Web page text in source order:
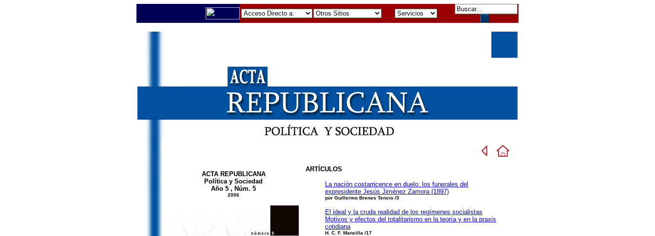
ACTA REPUBLICANA
Política y Sociedad
Año 5 , Núm. 5
2006
ARTÍCULOS
La nación costarricence en duelo: los funerales del
expresidente Jesús Jiménez Zamora (1897)
por Guillermo Brenes Tencio /3
El ideal y la cruda realidad de los regímenes socialistas
Motivos y efectos del totalitarismo en la teoría y en la praxis
cotidiana
H. C. F. Mancilla /17